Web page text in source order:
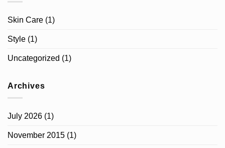
Skin Care (1)
Style (1)
Uncategorized (1)
Archives
July 2026 (1)
November 2015 (1)